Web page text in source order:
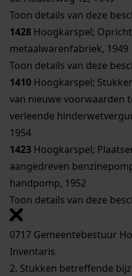
Toon details van deze
1428 Hoogkarspel;
metaalwarenfabriek, 1949
Toon details van deze
1410 Hoogkarspel;
van nieuwe voorwaarden
verleende
1954
1423 Hoogkarspel;
aangedreven
handpomp, 1952
Toon details van deze
0717 Gemeentebestuur
Inventaris
2. Stukken betreffende